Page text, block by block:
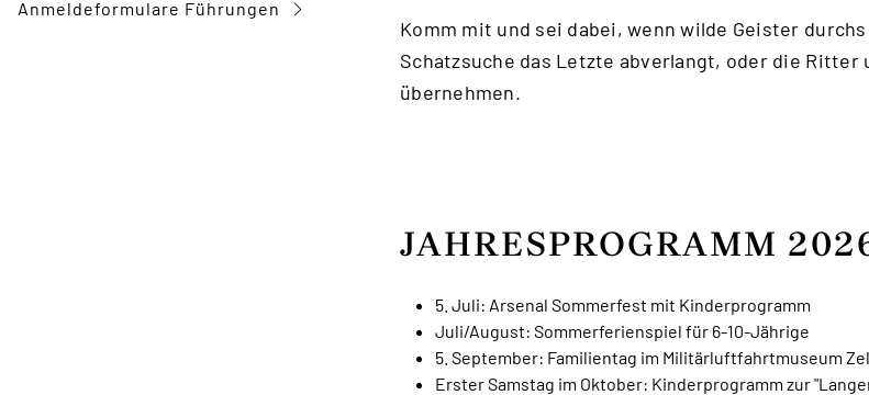
Anmeldeformulare Führungen
Komm mit und sei dabei, wenn wilde Geister
Schatzsuche das Letzte abverlangt, oder die Ritter
übernehmen.
JAHRESPROGRAMM
5. Juli: Arsenal Sommerfest mit Kinderprogramm
Juli/August: Sommerferienspiel für 6-10-Jährige
5. September: Familientag im Militärluftfahrtmuseum
Erster Samstag im Oktober: Kinderprogramm zur